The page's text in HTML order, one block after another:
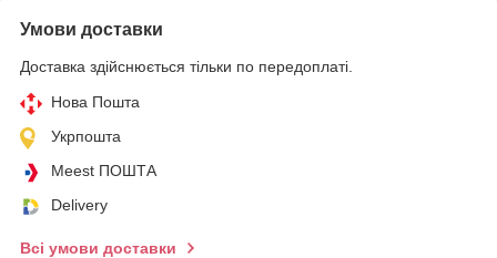
Умови доставки
Доставка здійснюється тільки по передоплаті.
Нова Пошта
Укрпошта
Meest ПОШТА
Delivery
Всі умови доставки